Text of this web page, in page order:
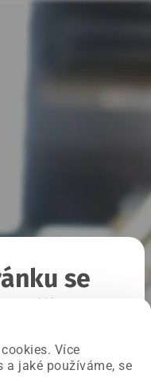
Více
a jaké používáme, se
se
už ji opravujeme.
stránku.